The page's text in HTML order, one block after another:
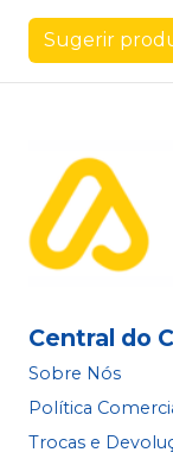
Sugerir
Central do
Sobre Nós
Política
Trocas e